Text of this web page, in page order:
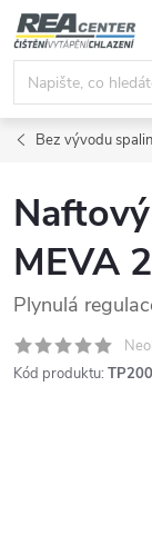
Přejít
na
obsah
Bez vývodu spalin
MEVA
Plynulá
Kód produktu: